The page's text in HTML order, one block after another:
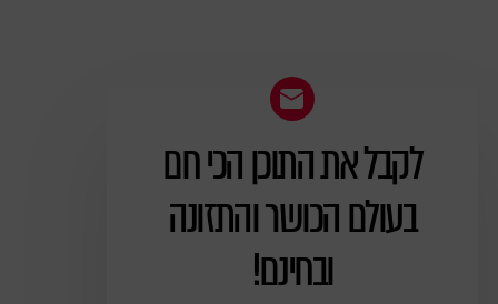
ניוזלטר
לקבל את התוכן הכי חם
בעולם הכושר והתזונה
ובחינם!